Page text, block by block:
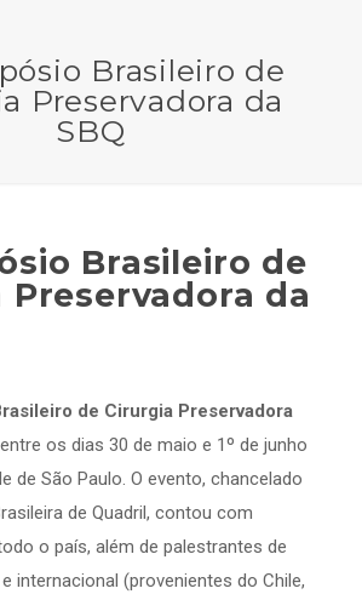
Brasileiro de
Preservadora da
SBQ
Brasileiro de
Preservadora da
de Cirurgia Preservadora
os dias 30 de maio e 1ºde junho
de São Paulo. O evento, chancelado
de Quadril, contou com
o país, além de palestrantes de
internacional (provenientes do Chile,